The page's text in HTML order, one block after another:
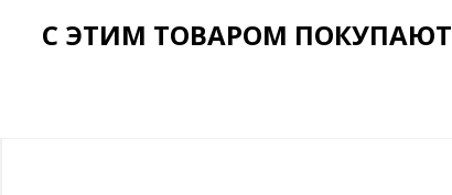
С ЭТИМ ТОВАРОМ ПОКУПАЮТ